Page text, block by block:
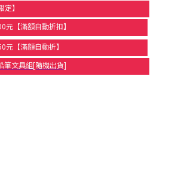
】
元【滿額自動折扣】
元【滿額自動折】
筆文具組[隨機出貨]